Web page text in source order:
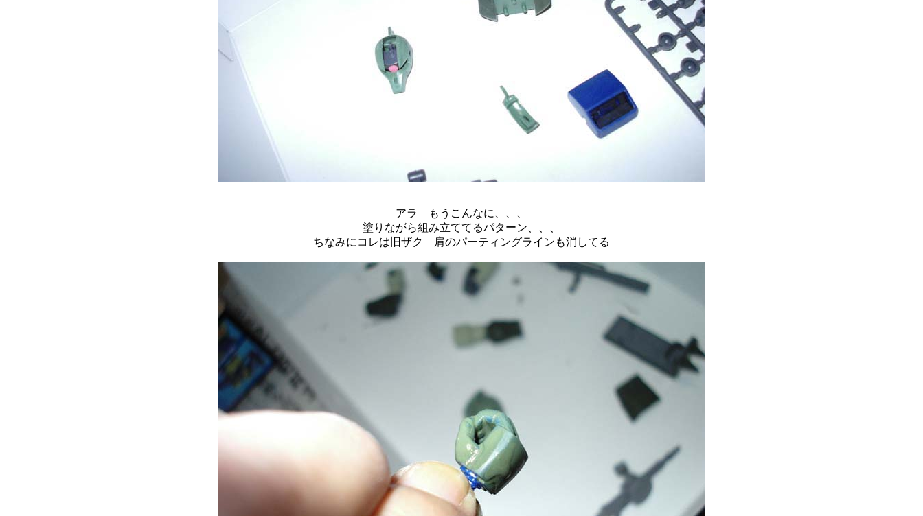
アラ もうこんなに、、、
塗りながら組み立ててるパターン、、、
ちなみにコレは旧ザク 肩のパーティングラインも消してる